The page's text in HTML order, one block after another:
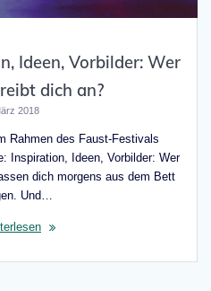
Ideen, Vorbilder: Wer
dich an?
2018
Rahmen des Faust-Festivals
Inspiration, Ideen, Vorbilder: Wer
dich morgens aus dem Bett
Und…